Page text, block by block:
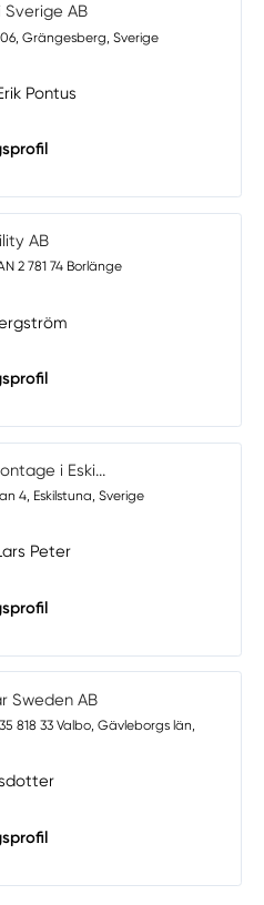
AB
Grängesberg, Sverige
Pontus
AB
2 781 74 Borlänge
i Eski...
4, Eskilstuna, Sverige
Peter
Sweden AB
818 33 Valbo, Gävleborgs län,